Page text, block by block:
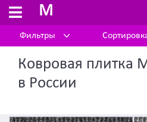
M
Фильтры
Ковровая плитка
в России